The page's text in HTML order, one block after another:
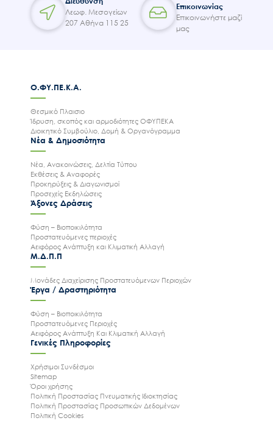
Λεωφ. Μεσογείων
207 Αθήνα 115 25
Επικοινωνίας
Επικοινωνήστε μαζί
μας
Ο.ΦΥ.ΠΕ.Κ.Α.
Θεσμικό Πλαισιο
Ίδρυση, σκοπός και αρμοδιότητες ΟΦΥΠΕΚΑ
Διοικητικό Συμβούλιο, Δομή & Οργανόγραμμα
Νέα & Δημοσιότητα
Νέα, Ανακοινώσεις, Δελτία Τύπου
Εκθέσεις & Αναφορές
Προκηρύξεις & Διαγωνισμοί
Προσεχείς Εκδηλώσεις
Άξονες Δράσεις
Φύση – Βιοποικιλότητα
Προστατευόμενες περιοχές
Αειφόρος Ανάπτυξη και Κλιματική Αλλαγή
Μ.Δ.Π.Π
Μονάδες Διαχείρισης Προστατευόμενων Περιοχών
Έργα / Δραστηριότητα
Φύση – Βιοποικιλότητα
Προστατευόμενες Περιοχές
Αειφόρος Ανάπτυξη Και Κλιματική Αλλαγή
Γενικές Πληροφορίες
Χρήσιμοι Συνδέσμοι
Sitemap
Όροι χρήσης
Πολιτική Προστασίας Πνευματικής Ιδιοκτησίας
Πολιτική Προστασίας Προσωπικών Δεδομένων
Πολιτική Cookies